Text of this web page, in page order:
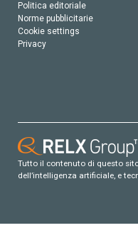
Politica editoriale
Norme pubblicitarie
Cookie settings
Privacy
Tutto il contenuto di questo
dell’intelligenza artificiale, e